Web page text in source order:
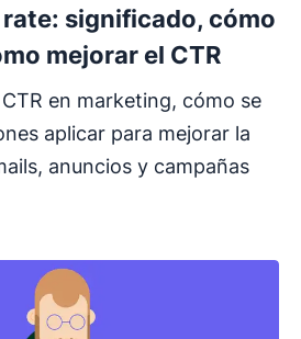
significado, cómo
mejorar el CTR
en marketing, cómo se
aplicar para mejorar la
anuncios y campañas